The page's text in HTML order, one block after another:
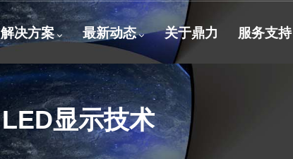
解决方案 最新动态 关于鼎力 服务支持
LED显示技术